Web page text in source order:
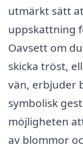
utmärkt sätt
uppskattning
Oavsett om
skicka tröst,
vän, erbjuder
symbolisk
möjligheten
av blommor